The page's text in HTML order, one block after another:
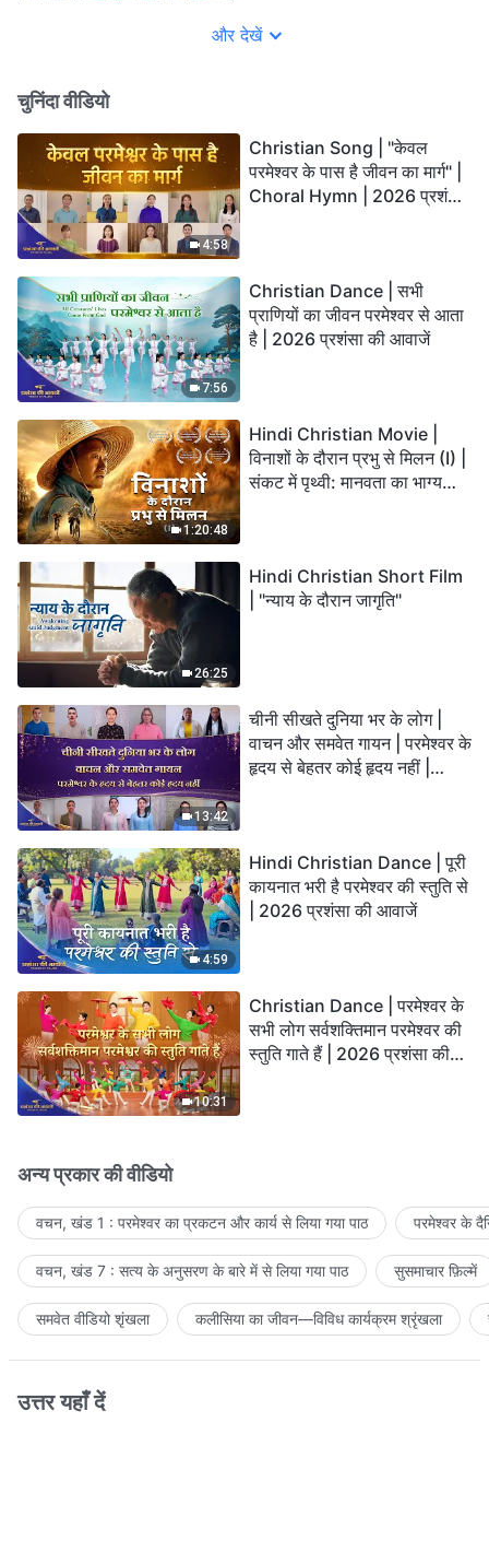
और देखें
चुनिंदा वीडियो
4:58
Christian Song | "केवल
परमेश्वर के पास है जीवन का मार्ग" |
Choral Hymn | 2026 प्रशंसा
7:56
Christian Dance | सभी
प्राणियों का जीवन परमेश्वर से आता
है | 2026 प्रशंसा की आवाजें
1:20:48
Hindi Christian Movie |
विनाशों के दौरान प्रभु से मिलन (I) |
संकट में पृथ्वी: मानवता का भाग्य
26:25
Hindi Christian Short Film
| "न्याय के दौरान जागृति"
13:42
चीनी सीखते दुनिया भर के लोग |
वाचन और समवेत गायन | परमेश्वर के
हृदय से बेहतर कोई हृदय नहीं |
4:59
Hindi Christian Dance | पूरी
कायनात भरी है परमेश्वर की स्तुति से
| 2026 प्रशंसा की आवाजें
10:31
Christian Dance | परमेश्वर के
सभी लोग सर्वशक्तिमान परमेश्वर की
स्तुति गाते हैं | 2026 प्रशंसा की
अन्य प्रकार की वीडियो
वचन, खंड 1 : परमेश्वर का प्रकटन और कार्य से लिया गया पाठ परमेश्वर के
वचन, खंड 7 : सत्य के अनुसरण के बारे में से लिया गया पाठ सुसमाचार फ़िल्में
समवेत वीडियो शृंखला कलीसिया का जीवन—विविध कार्यक्रम श्रृंखला
उत्तर यहाँ दें